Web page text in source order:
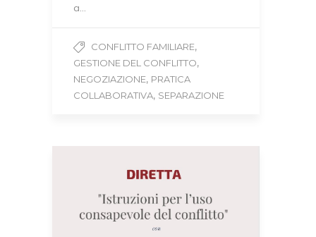
a…
CONFLITTO FAMILIARE,
GESTIONE DEL CONFLITTO,
NEGOZIAZIONE, PRATICA
COLLABORATIVA, SEPARAZIONE